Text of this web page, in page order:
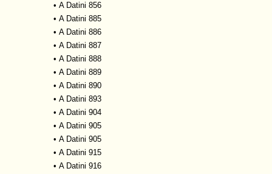
• A Datini 856
• A Datini 885
• A Datini 886
• A Datini 887
• A Datini 888
• A Datini 889
• A Datini 890
• A Datini 893
• A Datini 904
• A Datini 905
• A Datini 905
• A Datini 915
• A Datini 916